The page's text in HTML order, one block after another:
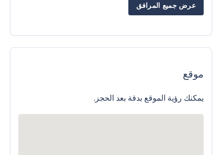
عرض جميع المرافق
موقع
يمكنك رؤية الموقع بدقة بعد الحجز.